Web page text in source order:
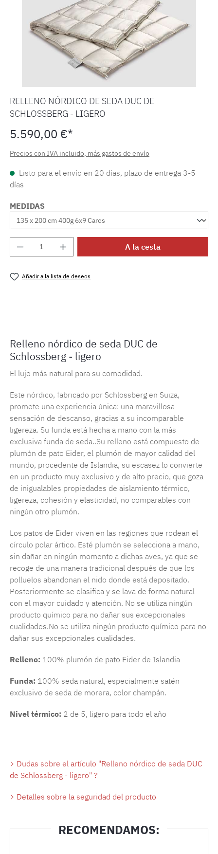
RELLENO NÓRDICO DE SEDA DUC DE
SCHLOSSBERG - LIGERO
5.590,00 €*
Precios con IVA incluido, más gastos de envío
Listo para el envío en 20 días, plazo de entrega 3-5
días
MEDIDAS
Cantidad del producto: introduce la
A la cesta
Añadir a la lista de deseos
Relleno nórdico de seda DUC de
Schlossberg - ligero
El lujo más natural para su comodidad.
Este nórdico, fabricado por Schlossberg en Suiza,
promete una experiencia única: una maravillosa
sensación de descanso, gracias a su incomparable
ligereza. Su funda está hecha a mano con la más
exclusiva funda de seda..Su relleno está compuesto de
plumón de pato Eider, el plumón de mayor calidad del
mundo, procedente de Islandia, su escasez lo convierte
en un producto muy exclusivo y de alto precio, que goza
de inigualables propiedades de aislamiento térmico,
ligereza, cohesión y elasticidad, no comparables con
ningún otro plumón.
Los patos de Eider viven en las regiones que rodean el
círculo polar ártico. Esté plumón se selecciona a mano,
sin dañar en ningún momento a dichas aves, ya que se
recoge de una manera tradicional después de que los
polluelos abandonan el nido donde está depositado.
Posteriormente se clasifica y se lava de forma natural
con el mayor cuidado y atención. No se utiliza ningún
producto químico para no dañar sus excepcionales
cualidades.No se utiliza ningún producto químico para no
dañar sus excepcionales cualidades.
Relleno: 100% plumón de pato Eider de Islandia
Funda: 100% seda natural, especialmente satén
exclusivo de seda de morera, color champán.
Nivel térmico: 2 de 5, ligero para todo el año
Dudas sobre el artículo "Relleno nórdico de seda DUC
de Schlossberg - ligero" ?
Detalles sobre la seguridad del producto
RECOMENDAMOS: